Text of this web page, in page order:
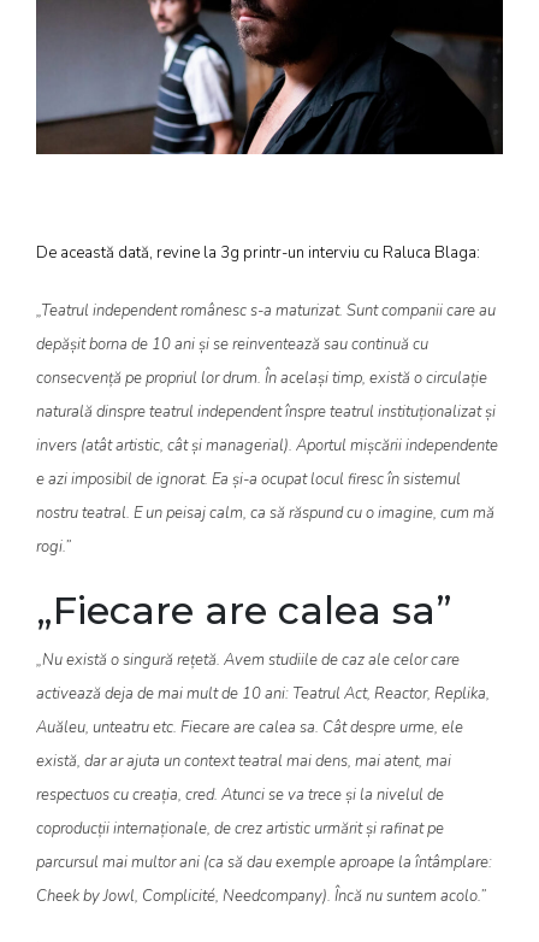
De această dată, revine la 3g printr-un interviu cu Raluca Blaga:
„Teatrul independent românesc s-a maturizat. Sunt companii care au
depășit borna de 10 ani și se reinventează sau continuă cu
consecvență pe propriul lor drum. În același timp, există o circulație
naturală dinspre teatrul independent înspre teatrul instituționalizat și
invers (atât artistic, cât și managerial). Aportul mișcării independente
e azi imposibil de ignorat. Ea și-a ocupat locul firesc în sistemul
nostru teatral. E un peisaj calm, ca să răspund cu o imagine, cum mă
rogi.”
„Fiecare are calea sa”
„Nu există o singură rețetă. Avem studiile de caz ale celor care
activează deja de mai mult de 10 ani: Teatrul Act, Reactor, Replika,
Auăleu, unteatru etc. Fiecare are calea sa. Cât despre urme, ele
există, dar ar ajuta un context teatral mai dens, mai atent, mai
respectuos cu creația, cred. Atunci se va trece și la nivelul de
coproducții internaționale, de crez artistic urmărit și rafinat pe
parcursul mai multor ani (ca să dau exemple aproape la întâmplare:
Cheek by Jowl, Complicité, Needcompany). Încă nu suntem acolo.”